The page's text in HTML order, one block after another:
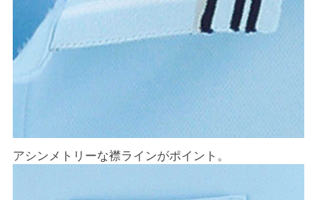
アシンメトリーな襟ラインがポイント。